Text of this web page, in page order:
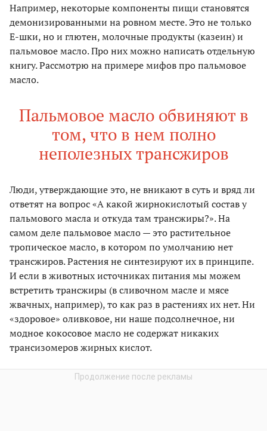
Например, некоторые компоненты пищи становятся
демонизированными на ровном месте. Это не только
Е-шки, но и глютен, молочные продукты (казеин) и
пальмовое масло. Про них можно написать отдельную
книгу. Рассмотрю на примере мифов про пальмовое
масло.
Пальмовое масло обвиняют в
том, что в нем полно
неполезных трансжиров
Люди, утверждающие это, не вникают в суть и вряд ли
ответят на вопрос «А какой жирнокислотый состав у
пальмового масла и откуда там трансжиры?». На
самом деле пальмовое масло — это растительное
тропическое масло, в котором по умолчанию нет
трансжиров. Растения не синтезируют их в принципе.
И если в животных источниках питания мы можем
встретить трансжиры (в сливочном масле и мясе
жвачных, например), то как раз в растениях их нет. Ни
«здоровое» оливковое, ни наше подсолнечное, ни
модное кокосовое масло не содержат никаких
трансизомеров жирных кислот.